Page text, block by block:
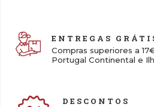
ENTREGAS
Compras superiores a
Portugal Continental e
DESCONTOS